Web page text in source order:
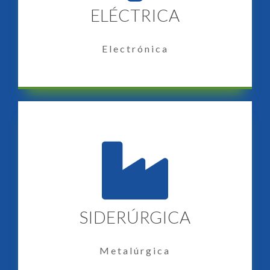
ELÉCTRICA
Electrónica
SIDERÚRGICA
Metalúrgica